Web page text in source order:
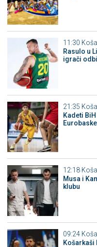
11:30
Rasulo u
igrači
21:35
Kadeti
12:18
Musa i
klubu
09:24
Košarkaši